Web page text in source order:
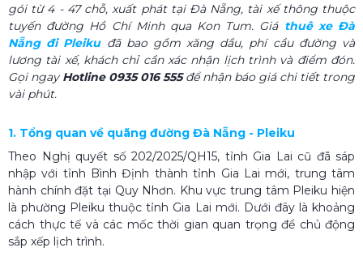
gói từ 4 - 47 chỗ, xuất phát tại Đà Nẵng, tài xế thông thuộc
tuyến đường Hồ Chí Minh qua Kon Tum. Giá thuê xe Đà
Nẵng đi Pleikuđã bao gồm xăng dầu, phí cầu đường và
lương tài xế, khách chỉ cần xác nhận lịch trình và điểm đón.
Gọi ngayHotline 0935 016 555để nhận báo giá chi tiết trong
vài phút.
1. Tổng quan về quãng đường Đà Nẵng - Pleiku
Theo Nghị quyết số 202/2025/QH15, tỉnh Gia Lai cũ đã sáp
nhập với tỉnh Bình Định thành tỉnh Gia Lai mới, trung tâm
hành chính đặt tại Quy Nhơn. Khu vực trung tâm Pleiku hiện
là phường Pleiku thuộc tỉnh Gia Lai mới. Dưới đây là khoảng
cách thực tế và các mốc thời gian quan trọng để chủ động
sắp xếp lịch trình.